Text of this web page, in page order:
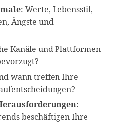
: Werte, Lebensstil,
Ängste und
Kanäle und Plattformen
wann treffen Ihre
:
beschäftigen Ihre